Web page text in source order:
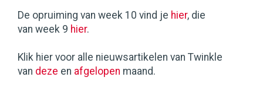
De opruiming van week 10 vind je hier, die
van week 9 hier.
Klik hier voor alle nieuwsartikelen van Twinkle
van deze en afgelopen maand.